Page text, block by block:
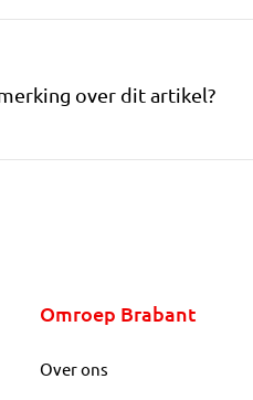
over dit artikel?
Omroep Brabant
Over ons